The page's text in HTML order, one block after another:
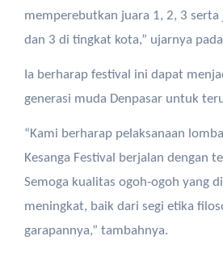
memperebutkan juara 1, 2, 3 serta
dan 3 di tingkat kota,” ujarnya
Ia berharap festival ini dapat
generasi muda Denpasar untuk
“Kami berharap pelaksanaan
Kesanga Festival berjalan dengan
Semoga kualitas ogoh-ogoh yang
meningkat, baik dari segi etika
garapannya,” tambahnya.